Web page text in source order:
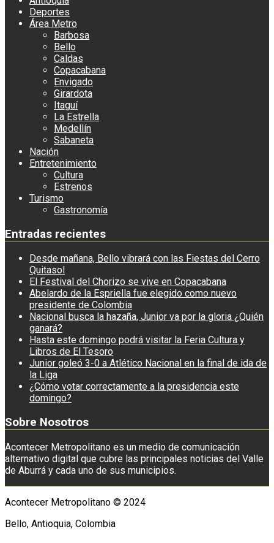
Deportes
Área Metro
Barbosa
Bello
Caldas
Copacabana
Envigado
Girardota
Itaguí
La Estrella
Medellín
Sabaneta
Nación
Entretenimiento
Cultura
Estrenos
Turismo
Gastronomía
Entradas recientes
Desde mañana, Bello vibrará con las Fiestas del Cerro
Quitasol
El Festival del Chorizo se vive en Copacabana
Abelardo de la Espriella fue elegido como nuevo
presidente de Colombia
Nacional busca la hazaña, Junior va por la gloria ¿Quién
ganará?
Hasta este domingo podrá visitar la Feria Cultura y
Libros de El Tesoro
Junior goleó 3-0 a Atlético Nacional en la final de ida de
la Liga
¿Cómo votar correctamente a la presidencia este
domingo?
Sobre Nosotros
Acontecer Metropolitano es un medio de comunicación
alternativo digital que cubre las principales noticias del Valle
de Aburrá y cada uno de sus municipios.
Acontecer Metropolitano © 2024
Bello, Antioquia, Colombia